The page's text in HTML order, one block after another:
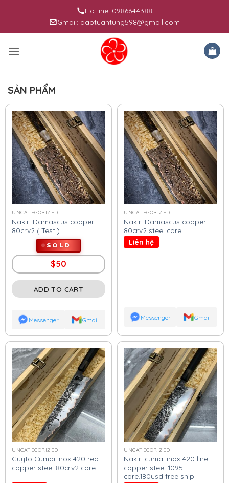
content
Hotline: 0986644388
Gmail: daotuantung598@gmail.com
SẢN PHẨM
UNCATEGORIZED
Nakiri Damascus copper
80crv2 ( Test )
SOLD
$50
ADD TO CART
Messenger Gmail
UNCATEGORIZED
Nakiri Damascus copper
80crv2 steel core
Liên hệ
Messenger Gmail
UNCATEGORIZED
Guyto Cumai inox 420 red
copper steel 80crv2 core
UNCATEGORIZED
Nakiri cumai inox 420 line
copper steel 1095
core.180usd free ship